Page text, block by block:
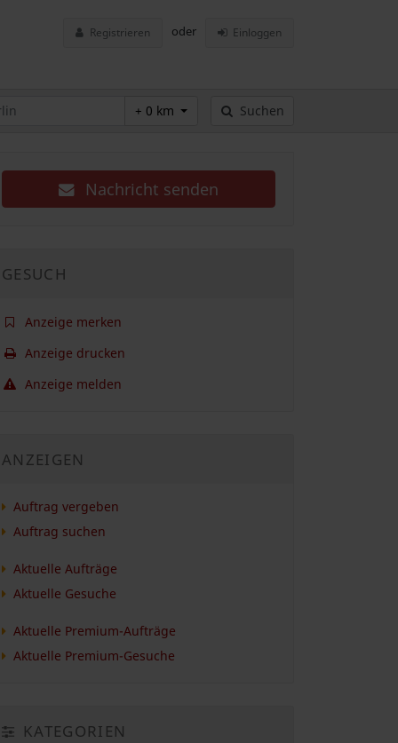
Registrieren oder Einloggen
+ 0 km Suchen
Nachricht senden
GESUCH
Anzeige merken
Anzeige drucken
Anzeige melden
ANZEIGEN
Auftrag vergeben
Auftrag suchen
Aktuelle Aufträge
Aktuelle Gesuche
Aktuelle Premium-Aufträge
Aktuelle Premium-Gesuche
KATEGORIEN